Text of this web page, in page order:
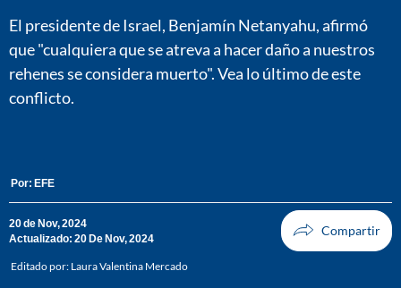
El presidente de Israel, Benjamín Netanyahu, afirmó
que "cualquiera que se atreva a hacer daño a nuestros
rehenes se considera muerto". Vea lo último de este
conflicto.
Por: EFE
20 de Nov, 2024
Actualizado: 20 De Nov, 2024
Editado por: Laura Valentina Mercado